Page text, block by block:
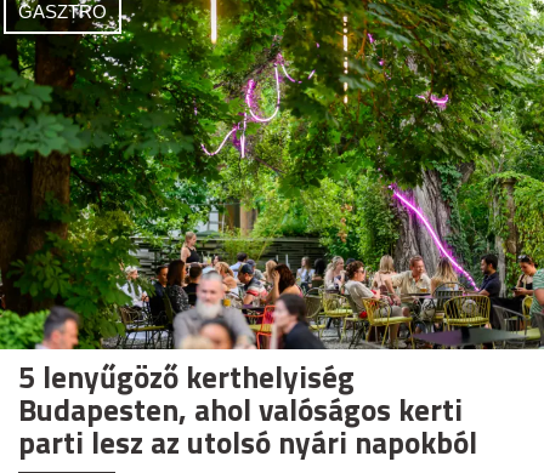
GASZTRO
5 lenyűgöző kerthelyiség
Budapesten, ahol valóságos kerti
parti lesz az utolsó nyári napokból